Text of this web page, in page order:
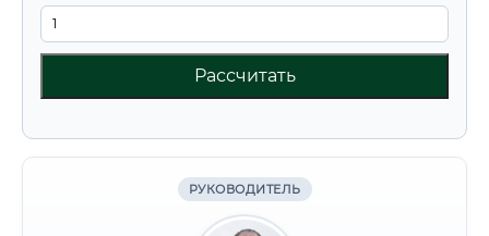
Рассчитать
РУКОВОДИТЕЛЬ